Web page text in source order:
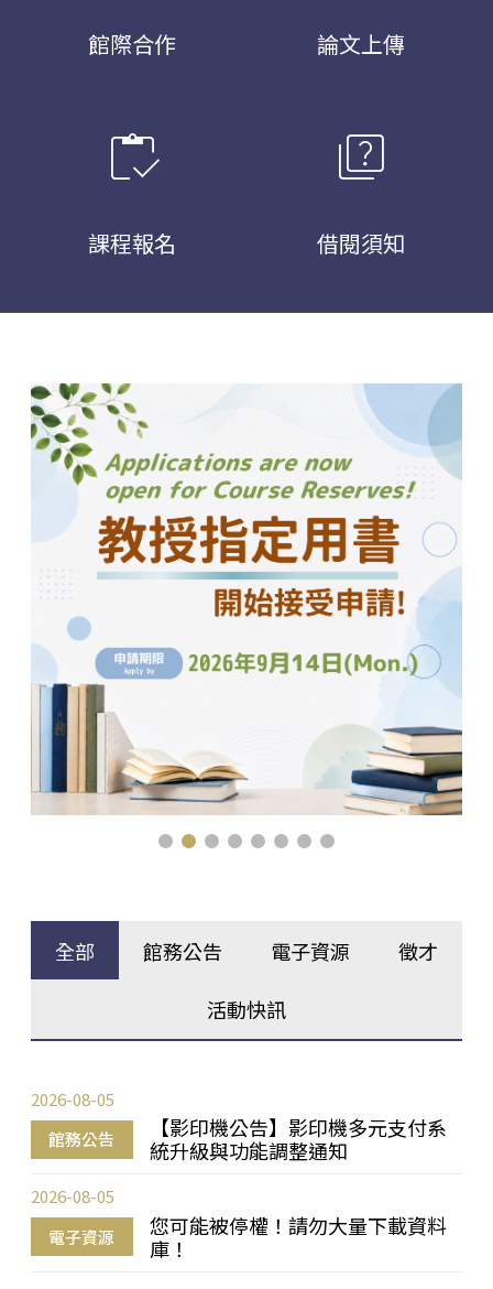
館際合作 論文上傳
inventory
課程報名
quiz
借閱須知
全部 館務公告 電子資源 徵才
活動快訊
館務公告
【影印機公告】影印機多元支付系
統升級與功能調整通知
2026-08-05
電子資源
您可能被停權！請勿大量下載資料
庫！
2026-08-05